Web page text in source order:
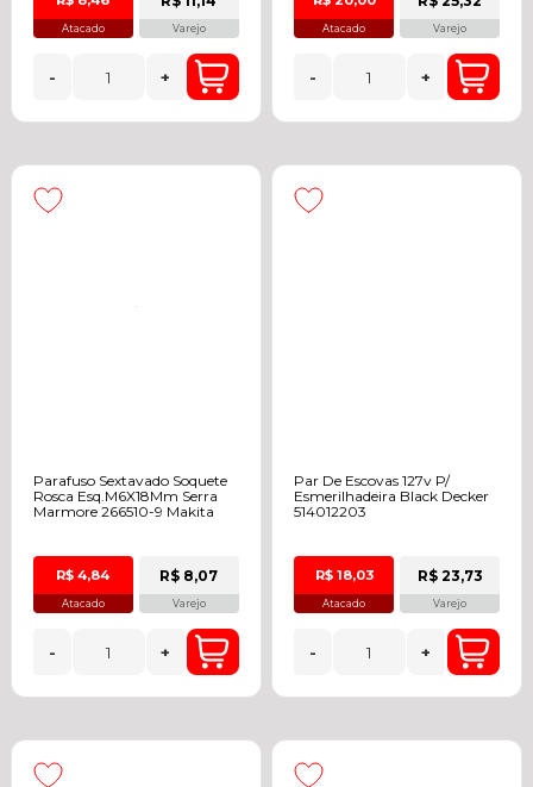
Atacado Varejo
- +
Atacado Varejo
- +
Parafuso Sextavado Soquete
Rosca Esq.M6X18Mm Serra
Marmore 266510-9 Makita
R$ 4,84
Atacado
R$ 8,07
Varejo
- +
Par De Escovas 127v P/
Esmerilhadeira Black Decker
514012203
R$ 18,03
Atacado
R$ 23,73
Varejo
- +